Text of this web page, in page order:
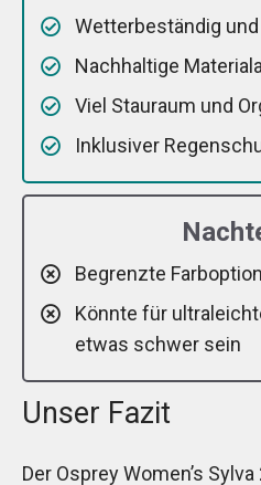
Wetterbeständig
Nachhaltige
Viel Stauraum und
Inklusiver
Begrenzte
Könnte für
etwas schwer sein
Unser Fazit
Der Osprey Women’s